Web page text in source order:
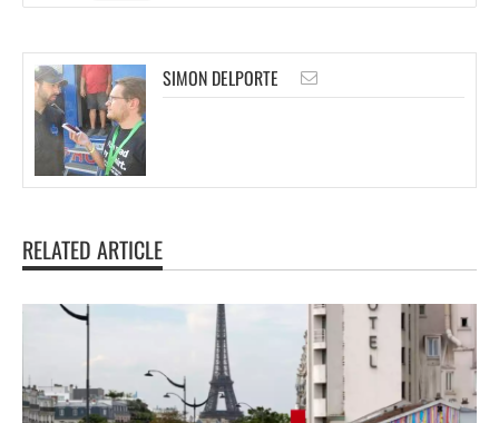
SIMON DELPORTE
RELATED ARTICLE